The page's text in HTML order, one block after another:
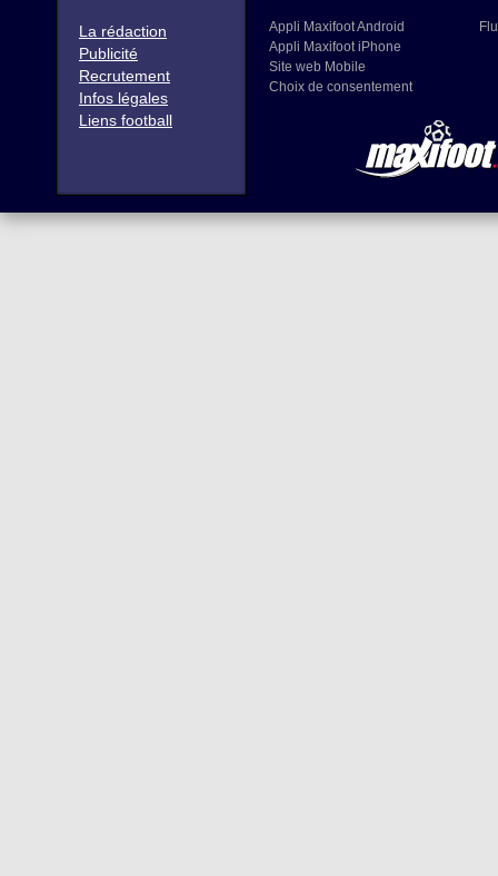
La rédaction
Publicité
Recrutement
Infos légales
Liens football
Appli Maxifoot Android
Appli Maxifoot iPhone
Site web Mobile
Choix de consentement